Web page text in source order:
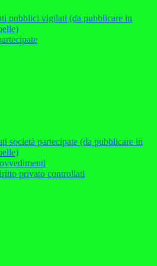
pubblici vigilati (da pubblicare in
società partecipate (da pubblicare in
privato controllati